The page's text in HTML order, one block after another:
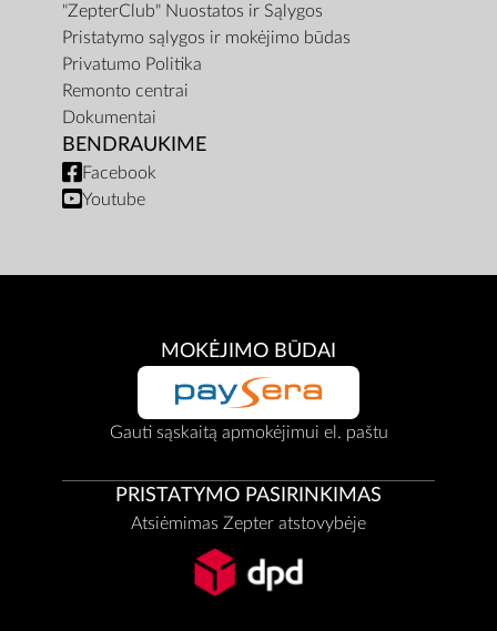
"ZepterClub" Nuostatos ir Sąlygos
Pristatymo sąlygos ir mokėjimo būdas
Privatumo Politika
Remonto centrai
Dokumentai
BENDRAUKIME
Facebook
Youtube
MOKĖJIMO BŪDAI
Gauti sąskaitą apmokėjimui el. paštu
PRISTATYMO PASIRINKIMAS
Atsiėmimas Zepter atstovybėje